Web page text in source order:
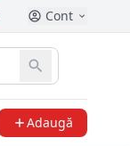
Cont
Adaugă